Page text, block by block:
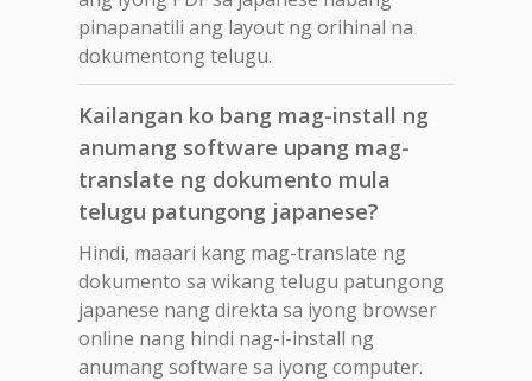
pinapanatili ang layout ng orihinal na
dokumentong telugu.
Kailangan ko bang mag-install ng
anumang software upang mag-
translate ng dokumento mula
telugu patungong japanese?
Hindi, maaari kang mag-translate ng
dokumento sa wikang telugu patungong
japanese nang direkta sa iyong browser
online nang hindi nag-i-install ng
anumang software sa iyong computer.